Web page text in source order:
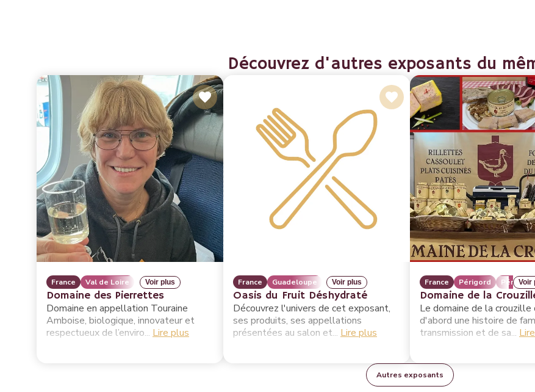
Découvrez d'autres exposants du
France Val de Loire Voir plus
Domaine des Pierrettes
Domaine en appellation Touraine
Amboise, biologique, innovateur et
respectueux de l’enviro... Lire plus
France Guadeloupe Voir plus
Oasis du Fruit Déshydraté
Découvrez l'univers de cet exposant,
ses produits, ses appellations
présentées au salon et... Lire plus
France Périgord Périgord
Voir
Domaine de la
Le domaine de la
d'abord une histoire de
transmission et de sa...
Autres exposants